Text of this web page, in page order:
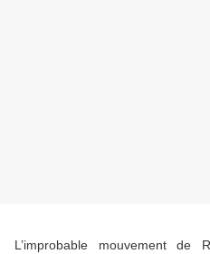
L’improbable mouvement de